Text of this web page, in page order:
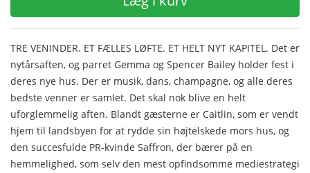
TRE VENINDER. ET FÆLLES LØFTE. ET HELT NYT KAPITEL. Det er
nytårsaften, og parret Gemma og Spencer Bailey holder fest i
deres nye hus. Der er musik, dans, champagne, og alle deres
bedste venner er samlet. Det skal nok blive en helt
uforglemmelig aften. Blandt gæsterne er Caitlin, som er vendt
hjem til landsbyen for at rydde sin højtelskede mors hus, og
den succesfulde PR-kvinde Saffron, der bærer på en
hemmelighed, som selv den mest opfindsomme mediestrategi